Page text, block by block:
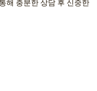
해 충분한 상담 후 신중한